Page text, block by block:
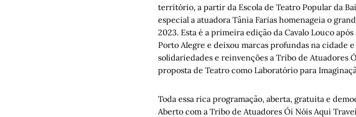
território, a partir da Escola de Teatro Popular da
especial a atuadora Tânia Farias homenageia o
2023. Esta é a primeira edição da Cavalo Louco
Porto Alegre e deixou marcas profundas na cidade
solidariedades e reinvenções a Tribo de Atuadores
proposta de Teatro como Laboratório para
Toda essa rica programação, aberta, gratuita e
Aberto com a Tribo de Atuadores Ói Nóis Aqui